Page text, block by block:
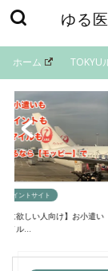
ゆる
ホーム TOKYU
トサイト
しい人向け】お小遣い